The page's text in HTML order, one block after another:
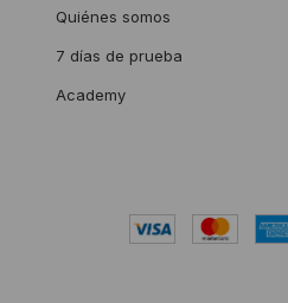
Quiénes somos
7 días de prueba
Academy